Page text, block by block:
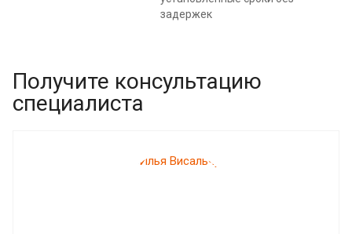
задержек
Получите консультацию
специалиста